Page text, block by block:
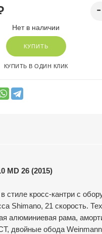
Нет в наличии
КУПИТЬ
КУПИТЬ В ОДИН КЛИК
MD 26 (2015)
стиле кросс-кантри с
Shimano, 21 скорость.
алюминиевая рама,
двойные обода